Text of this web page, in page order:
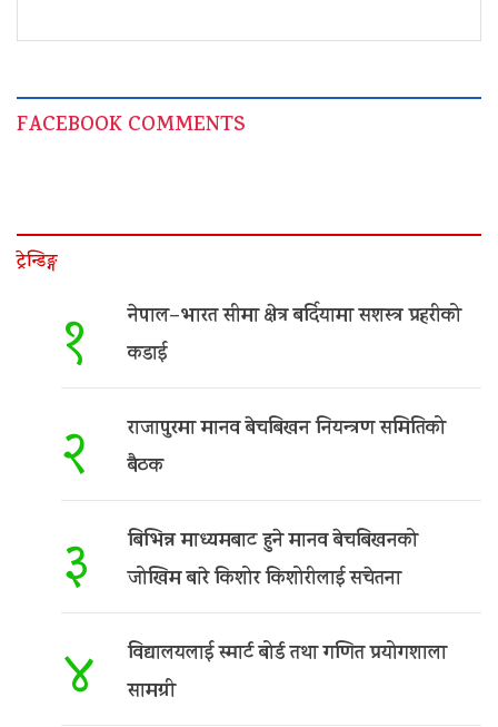
FACEBOOK COMMENTS
ट्रेन्डिङ्ग
१ नेपाल–भारत सीमा क्षेत्र बर्दियामा सशस्त्र प्रहरीको
कडाई
२ राजापुरमा मानव बेचबिखन नियन्त्रण समितिको
बैठक
३ बिभिन्न माध्यमबाट हुने मानव बेचबिखनको
जोखिम बारे किशोर किशोरीलाई सचेतना
४ विद्यालयलाई स्मार्ट बोर्ड तथा गणित प्रयोगशाला
सामग्री